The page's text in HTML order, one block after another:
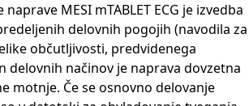
MESI mTABLET ECG je izvedba
delovnih pogojih (navodila za
občutljivosti, predvidenega
delovnih načinov je naprava dovzetna
motnje. Če se osnovno delovanje